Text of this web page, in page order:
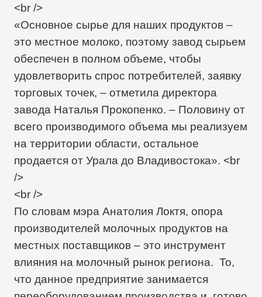
<br />
«Основное сырье для наших продуктов –
это местное молоко, поэтому завод сырьем
обеспечен в полном объеме, чтобы
удовлетворить спрос потребителей, заявку
торговых точек, – отметила директора
завода Наталья Прокопенко. – Половину от
всего производимого объема мы реализуем
на территории области, остальное
продается от Урала до Владивостока». <br
/>
<br />
По словам мэра Анатолия Локтя, опора
производителей молочных продуктов на
местных поставщиков – это инструмент
влияния на молочный рынок региона. То,
что данное предприятие занимается